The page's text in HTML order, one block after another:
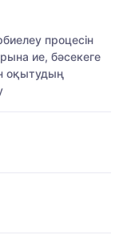
процесін
ие, бәсекеге
оқытудың